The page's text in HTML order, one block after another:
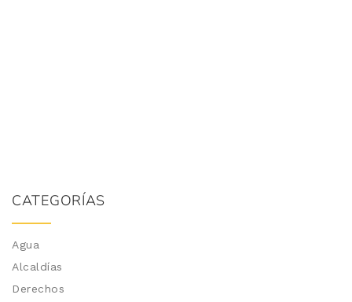
CATEGORÍAS
Agua
Alcaldías
Derechos